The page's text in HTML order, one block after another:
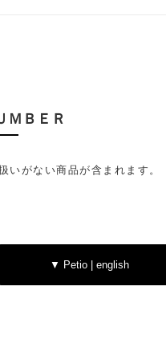
ブランド -BRAND
ＢＥＲ
がない商品が含まれます。
▼ Petio | english